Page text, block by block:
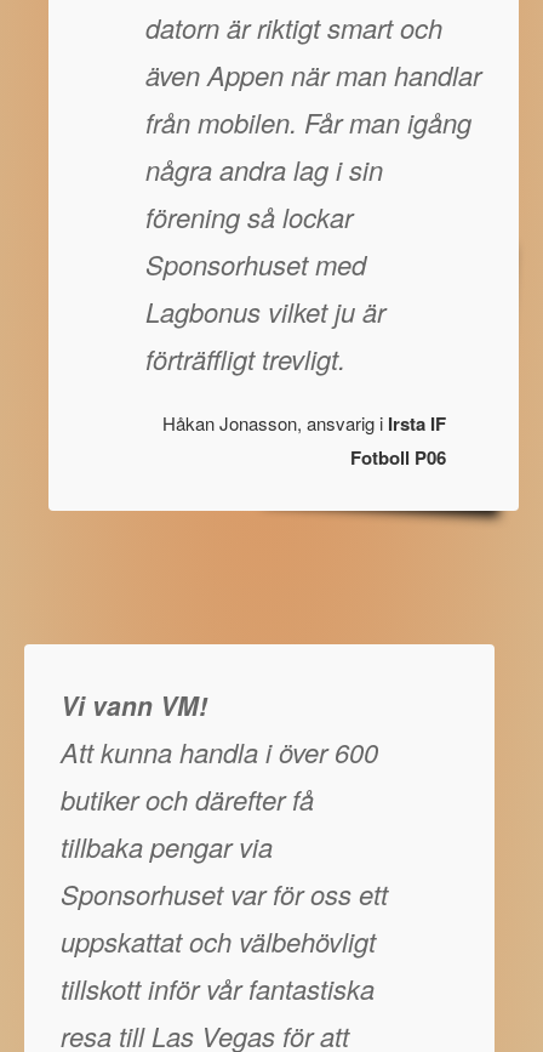
datorn är riktigt smart och
även Appen när man handlar
från mobilen. Får man igång
några andra lag i sin
förening så lockar
Sponsorhuset med
Lagbonus vilket ju är
förträffligt trevligt.
Håkan Jonasson, ansvarig i Irsta IF
Fotboll P06
Vi vann VM!
Att kunna handla i över 600
butiker och därefter få
tillbaka pengar via
Sponsorhuset var för oss ett
uppskattat och välbehövligt
tillskott inför vår fantastiska
resa till Las Vegas för att